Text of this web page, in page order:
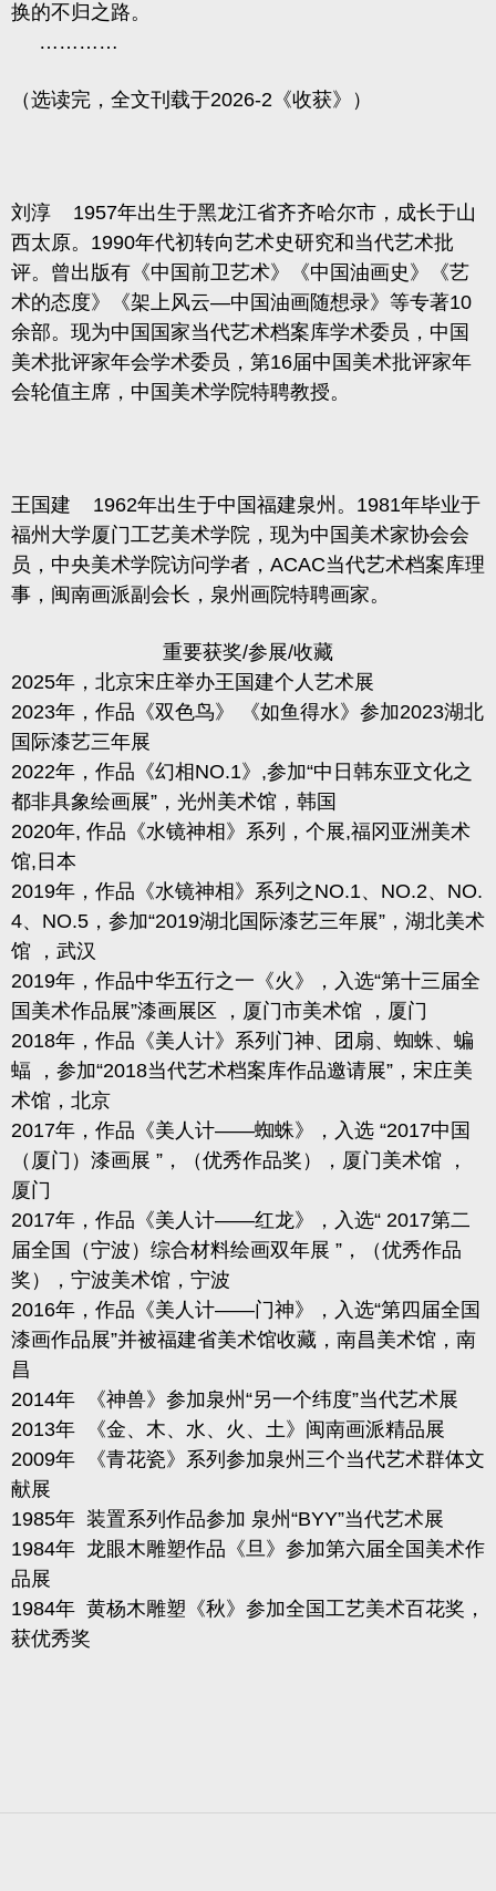
换的不归之路。
…………
（选读完 ，全文刊载于2026-2《收获》）
刘淳 1957年出生于黑龙江省齐齐哈尔市，成长于山
西太原。1990年代初转向艺术史研究和当代艺术批
评。曾出版有《中国前卫艺术》《中国油画史》《艺
术的态度》《架上风云—中国油画随想录》等专著10
余部。现为中国国家当代艺术档案库学术委员，中国
美术批评家年会学术委员，第16届中国美术批评家年
会轮值主席，中国美术学院特聘教授。
王国建 1962年出生于中国福建泉州。 1981年毕业于
福州大学厦门工艺美术学院，现为中国美术家协会会
员，中央美术学院访问学者， ACAC当代艺术档案库理
事，闽南画派副会长，泉州画院特聘画家。
重要获奖/参展/收藏
2025年，北京宋庄举办王国建个人艺术展
2023年，作品《双色鸟》 《如鱼得水》参加2023湖北
国际漆艺三年展
2022年，作品《幻相 NO.1》 ,参加“中日韩东亚文化之
都非具象绘画展”，光州美术馆，韩国
2020年, 作品《水镜神相》系列，个展,福冈亚洲美术
馆, 日本
2019年，作品《水镜神相》系列之 NO.1、 NO.2、 NO.
4、 NO.5 ，参加“2019湖北国际漆艺三年展”，湖北美术
馆 ，武汉
2019年，作品中华五行之一《火》，入选“第十三届全
国美术作品展”漆画展区 ，厦门市美术馆 ，厦门
2018年，作品《美人计》系列门神、团扇、蜘蛛、蝙
蝠 ，参加“2018当代艺术档案库作品邀请展”，宋庄美
术馆，北京
2017年，作品《美人计——蜘蛛》，入选 “2017中国
（厦门）漆画展 ”，（优秀作品奖），厦门美术馆 ，
厦门
2017年，作品《美人计——红龙》，入选“ 2017第二
届全国（宁波）综合材料绘画双年展 ”，（优秀作品
奖），宁波美术馆，宁波
2016年，作品《美人计——门神》，入选“第四届全国
漆画作品展”并被福建省美术馆收藏，南昌美术馆，南
昌
2014年
《神兽》参加泉州“另一个纬度”当代艺术展
2013年
《金、木、水、火、土》闽南画派精品展
2009年 《青花瓷》 系列参加泉州三个当代艺术群体文
献展
1985年 装置系列作品参加 泉州“BYY”当代艺术展
1984年 龙眼木雕塑作品《旦》参加第六届全国美术作
品展
1984年 黄杨木雕塑《秋》参加全国工艺美术百花奖，
获优秀奖